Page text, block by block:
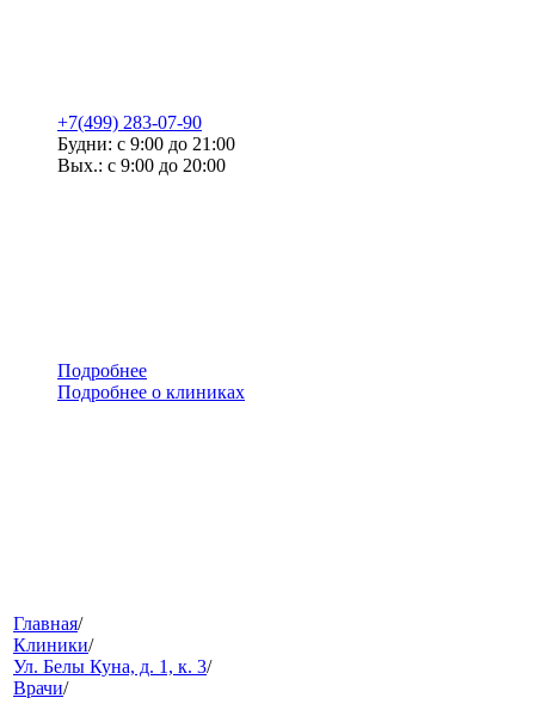
+7(499) 283-07-90
Будни: с 9:00 до 21:00
Вых.: с 9:00 до 20:00
Подробнее
Подробнее о клиниках
меню
Главная/
Клиники/
Ул. Белы Куна, д. 1, к. 3/
Врачи/